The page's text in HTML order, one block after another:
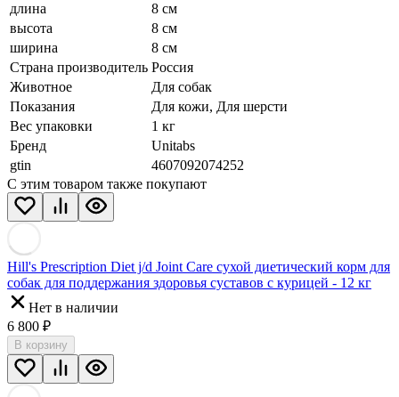
длина
8 см
высота
8 см
ширина
8 см
Страна производитель Россия
Животное
Для собак
Показания
Для кожи, Для шерсти
Вес упаковки
1 кг
Бренд
Unitabs
gtin
4607092074252
С этим товаром также покупают
Hill's Prescription Diet j/d Joint Care сухой диетический корм для
собак для поддержания здоровья суставов с курицей - 12 кг
Нет в наличии
6 800 ₽
В корзину